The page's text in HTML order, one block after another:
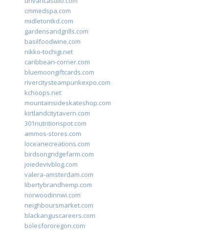
cmmedspa.com
midletontkd.com
gardensandgrills.com
basilfoodwine.com
nikko-tochigi.net
caribbean-corner.com
bluemoongiftcards.com
rivercitysteampunkexpo.com
kchoops.net
mountainsideskateshop.com
kirtlandcitytavern.com
301nutritionspot.com
ammos-stores.com
loceanecreations.com
birdsongridgefarm.com
joiedevivblog.com
valera-amsterdam.com
libertybrandhemp.com
norwoodinnwi.com
neighboursmarket.com
blackanguscareers.com
bolesfororegon.com